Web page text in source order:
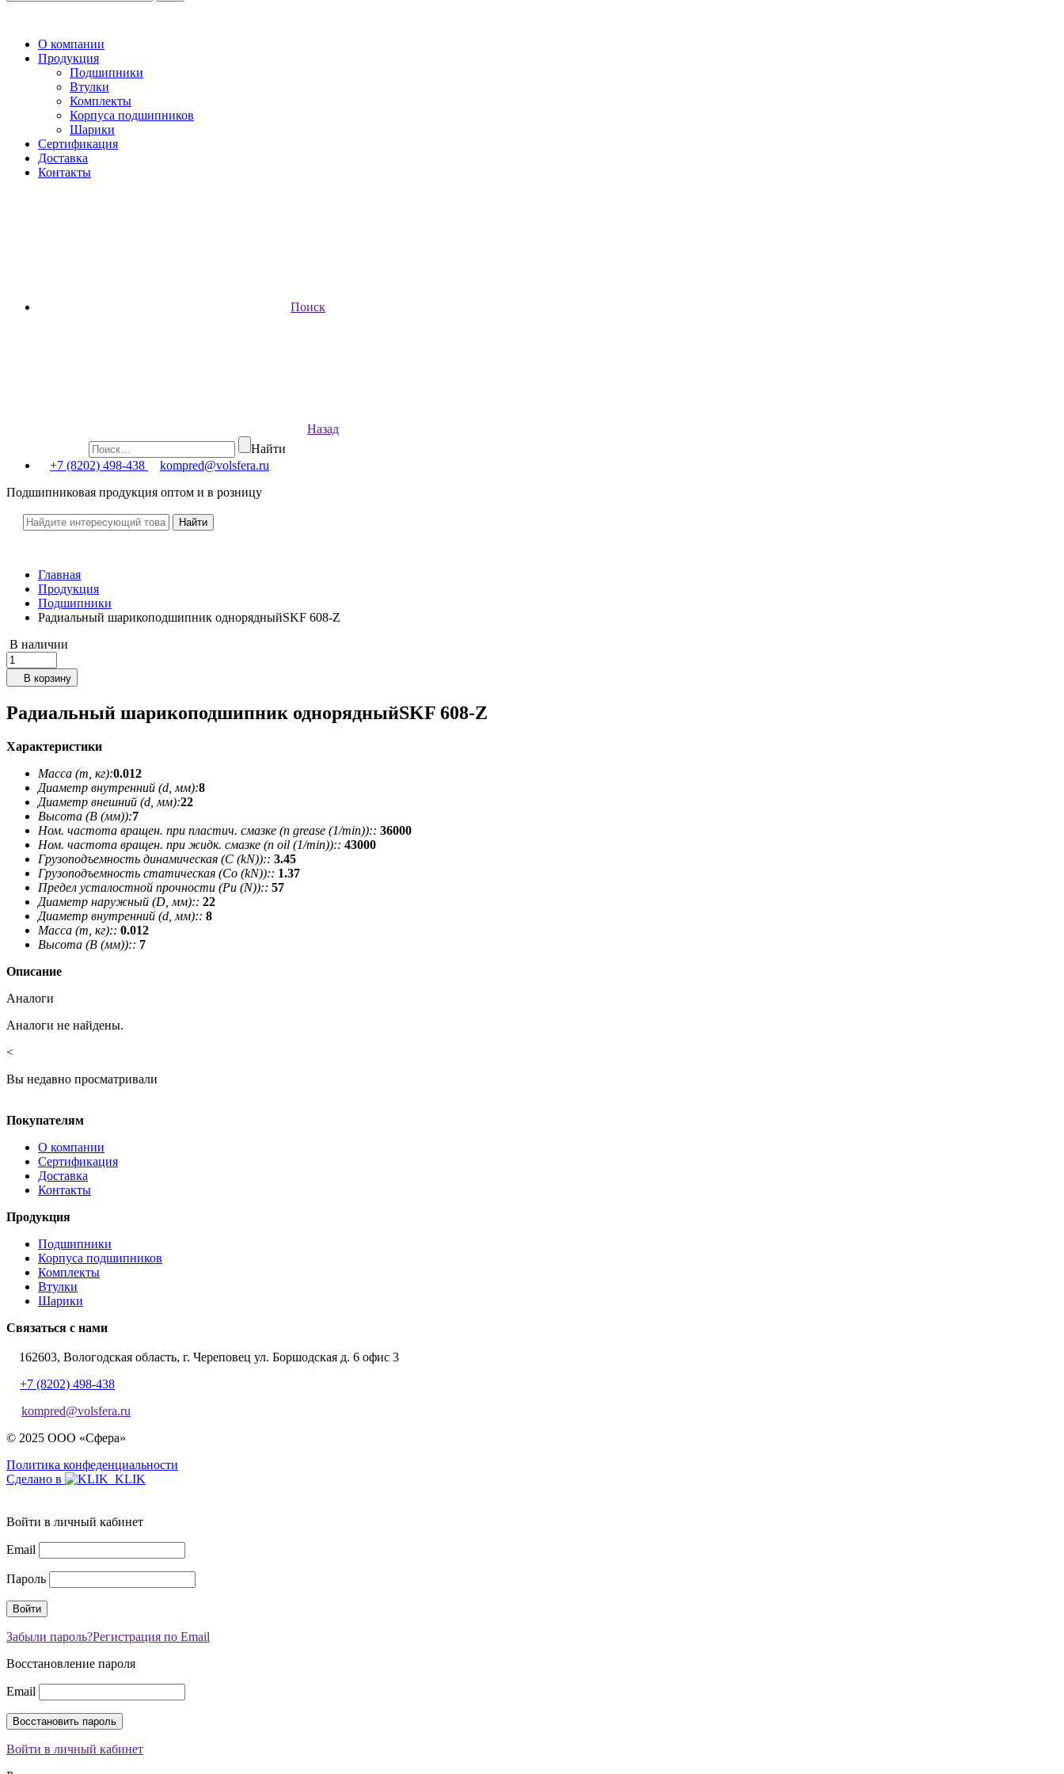
О компании
Продукция
Подшипники
Втулки
Комплекты
Корпуса подшипников
Шарики
Сертификация
Доставка
Контакты
Поиск
Назад
Найти
+7 (8202) 498-438
kompred@volsfera.ru
Подшипниковая продукция оптом и в розницу
Главная
Продукция
Подшипники
Радиальный шарикоподшипник однорядныйSKF 608-Z
В наличии
В корзину
Радиальный шарикоподшипник однорядныйSKF 608-Z
Характеристики
Масса (m, кг):0.012
Диаметр внутренний (d, мм):8
Диаметр внешний (d, мм):22
Высота (В (мм)):7
Ном. частота вращен. при пластич. смазке (n grease (1/min)):: 36000
Ном. частота вращен. при жидк. смазке (n oil (1/min)):: 43000
Грузоподъемность динамическая (C (kN)):: 3.45
Грузоподъемность статическая (Co (kN)):: 1.37
Предел усталостной прочности (Pu (N)):: 57
Диаметр наружный (D, мм):: 22
Диаметр внутренний (d, мм):: 8
Масса (m, кг):: 0.012
Высота (В (мм)):: 7
Описание
Аналоги
Аналоги не найдены.
<
Вы недавно просматривали
Покупателям
О компании
Сертификация
Доставка
Контакты
Продукция
Подшипники
Корпуса подшипников
Комплекты
Втулки
Шарики
Связаться с нами
162603, Вологодская область, г. Череповец ул. Боршодская д. 6 офис 3
+7 (8202) 498-438
kompred@volsfera.ru
© 2025 ООО «Сфера»
Политика конфеденциальности
Сделано в
Войти в личный кабинет
Email
Пароль
Забыли пароль?Регистрация по Email
Восстановление пароля
Email
Войти в личный кабинет